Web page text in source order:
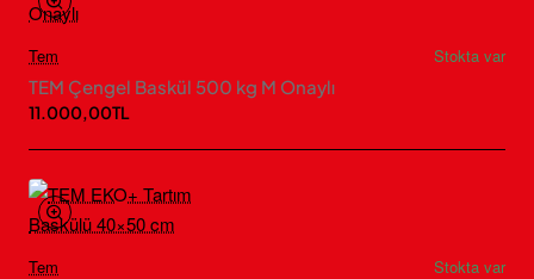
Tem
Stokta var
TEM Çengel Baskül 500 kg M Onaylı
11.000,00TL
Tem
Stokta var